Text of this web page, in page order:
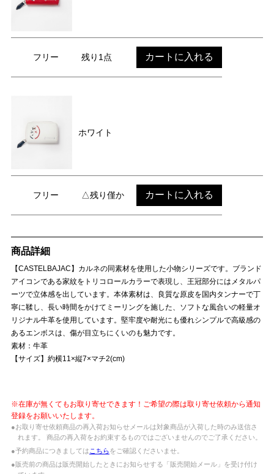
フリー 残り1点 カートに入れる
ホワイト
フリー △残り僅か カートに入れる
商品詳細
【CASTELBAJAC】カルネの同素材を使用した小物シリーズです。ブランド
アイコンである家紋をトリコロールカラーで表現し、王冠部分にはメタルパ
ーツで立体感を出しています。本体素材は、良質な原皮を国内タンナーで丁
寧に鞣し、長い時間をかけてミーリングを施した、ソフトな風合いの軽量オ
リジナル牛革を使用しています。堅牢度や耐光にも優れシンプルで高級感の
あるエンボスは、傷が目立ちにくいのも魅力です。
素材：牛革
【サイズ】約横11×縦7×マチ2(cm)
※在庫が無くてもお取り寄せできます！ご希望の際は取り寄せ依頼から通知
登録をお願いいたします。
●お取り寄せ依頼商品の再入荷お知らせメールは対象商品が入荷した時のみ送信さ
れます。 商品の再入荷をお約束するものではございませんのでご了承ください。
●予約商品につきましては こちらをご確認くださいませ。
●販売前の商品は販売開始したときにお知らせする「販売開始メール」を受け付け